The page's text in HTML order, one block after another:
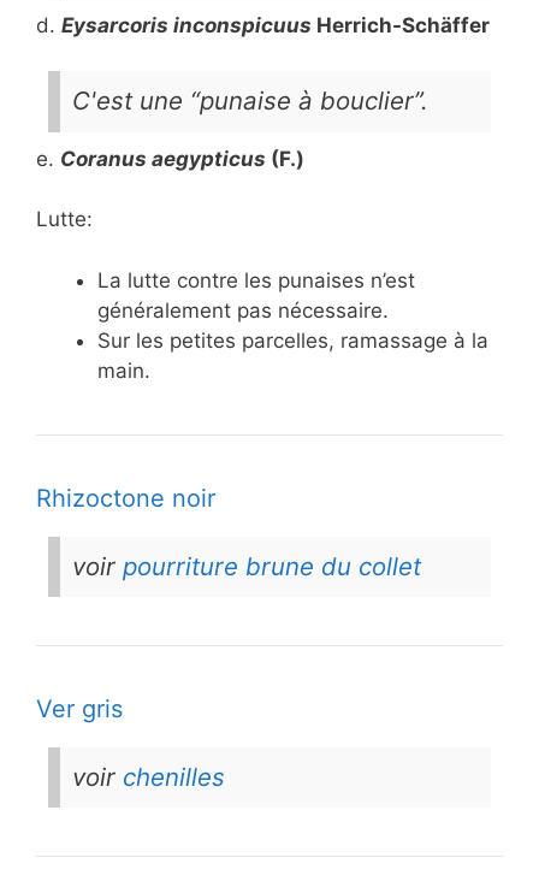
d. Eysarcoris inconspicuus Herrich-Schäffer
C'est une “punaise à bouclier”.
e. Coranus aegypticus (F.)
Lutte:
La lutte contre les punaises n’est
généralement pas nécessaire.
Sur les petites parcelles, ramassage à la
main.
Rhizoctone noir
voir pourriture brune du collet
Ver gris
voir chenilles